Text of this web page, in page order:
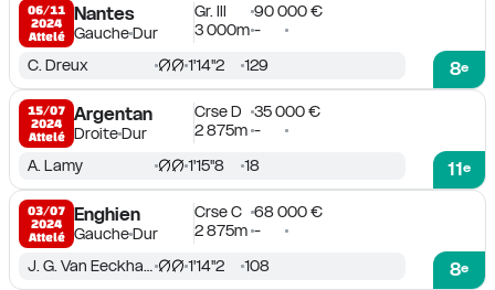
06/11
2024
Attelé
Nantes
GaucheDur
Gr. III
90 000 €
3 000m -
8e
C. Dreux 1'14''2 129
15/07
2024
Attelé
Argentan
DroiteDur
Crse D
35 000 €
2 875m -
11e
A. Lamy 1'15''8 18
03/07
2024
Attelé
Enghien
GaucheDur
Crse C
68 000 €
2 875m -
8e
J. G. Van Eeckhaute 1'14''2 108